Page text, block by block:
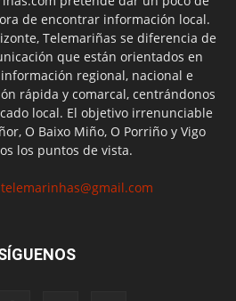
de encontrar información local.
Telemariñas se diferencia de
que están orientados en
regional, nacional e
rápida y comarcal, centrándonos
local. El objetivo irrenunciable
O Baixo Miño, O Porriño y Vigo
los puntos de vista.
telemarinhas@gmail.com